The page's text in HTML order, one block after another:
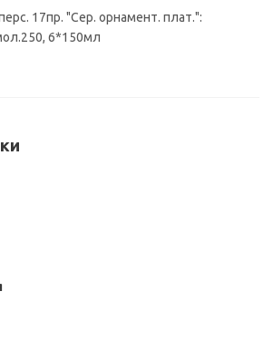
17пр. "Сер. орнамент. плат.":
6*150мл